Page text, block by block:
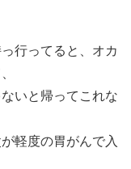
行ってると、オカ
いと帰ってこれな
軽度の胃がんで入